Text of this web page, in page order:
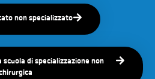
non specializzato
di specializzazione non